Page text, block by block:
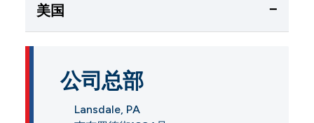
美国 −
公司总部
Lansdale, PA